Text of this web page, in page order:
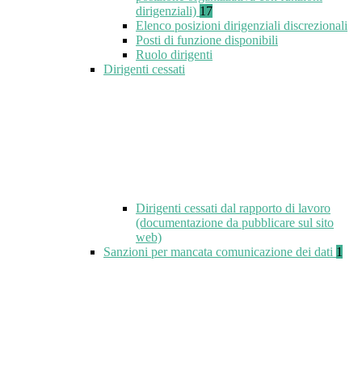
dirigenziali) 17
Elenco posizioni dirigenziali discrezionali
Posti di funzione disponibili
Ruolo dirigenti
Dirigenti cessati
Dirigenti cessati dal rapporto di lavoro
(documentazione da pubblicare sul sito
web)
Sanzioni per mancata comunicazione dei dati 1